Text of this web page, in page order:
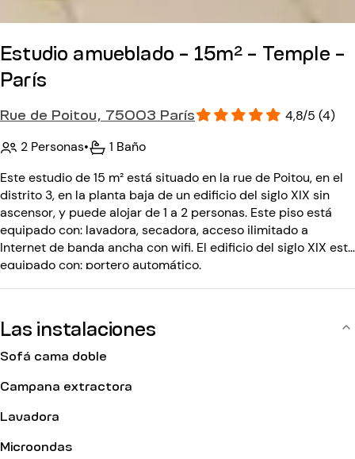
Estudio amueblado - 15m² - Temple -
París
Rue de Poitou, 75003 París
4,8/5 (4)
2 Personas•
1 Baño
Este estudio de 15 m² está situado en la rue de Poitou, en el
distrito 3, en la planta baja de un edificio del siglo XIX sin
ascensor, y puede alojar de 1 a 2 personas. Este piso está
equipado con: lavadora, secadora, acceso ilimitado a
Internet de banda ancha con wifi. El edificio del siglo XIX está
equipado con: portero automático.
Las instalaciones
Sofá cama doble
Campana extractora
Lavadora
Microondas